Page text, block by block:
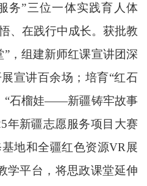
务”三位一体实践育人体
、在践行中成长。获批教
，组建新师红课宣讲团深
宣讲百余场；培育“红石
“石榴娃——新疆铸牢故事
年新疆志愿服务项目大赛
地和全疆红色资源VR展
学平台，将思政课堂延伸